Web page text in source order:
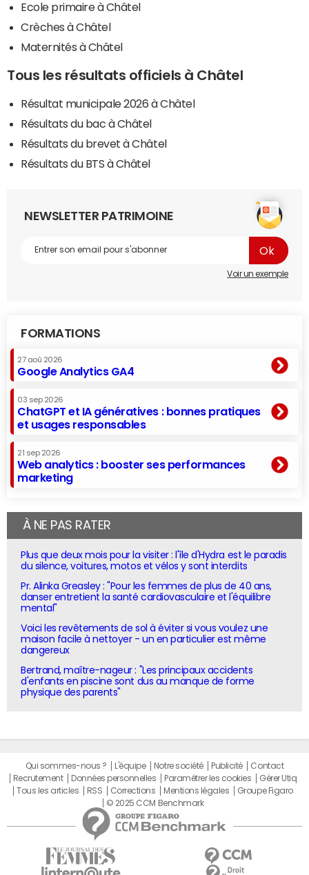
Ecole primaire à Châtel
Crèches à Châtel
Maternités à Châtel
Tous les résultats officiels à Châtel
Résultat municipale 2026 à Châtel
Résultats du bac à Châtel
Résultats du brevet à Châtel
Résultats du BTS à Châtel
NEWSLETTER PATRIMOINE
Voir un exemple
FORMATIONS
27 aoû 2026
Google Analytics GA4
03 sep 2026
ChatGPT et IA génératives : bonnes pratiques
et usages responsables
21 sep 2026
Web analytics : booster ses performances
marketing
À NE PAS RATER
Plus que deux mois pour la visiter : l'île d'Hydra est le paradis
du silence, voitures, motos et vélos y sont interdits
Pr. Alinka Greasley : "Pour les femmes de plus de 40 ans,
danser entretient la santé cardiovasculaire et l'équilibre
mental"
Voici les revêtements de sol à éviter si vous voulez une
maison facile à nettoyer - un en particulier est même
dangereux
Bertrand, maître-nageur : "Les principaux accidents
d'enfants en piscine sont dus au manque de forme
physique des parents"
Qui sommes-nous ? L'équipe Notre société Publicité
Contact
Recrutement
Données personnelles Paramétrer les cookies
Gérer Utiq
Tous les articles
RSS Corrections Mentions légales
Groupe Figaro
© 2025 CCM Benchmark